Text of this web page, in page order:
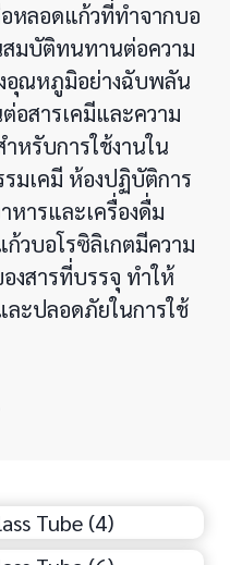
อหลอดแก้วที่ทำจากบอ
มบัติทนทานต่อความ
อุณหภูมิอย่างฉับพลัน
อสารเคมีและความ
หรับการใช้งานใน
มเคมี ห้องปฏิบัติการ
หารและเครื่องดื่ม
วบอโรซิลิเกตมีความ
งสารที่บรรจุ ทำให้
ละปลอดภัยในการใช้